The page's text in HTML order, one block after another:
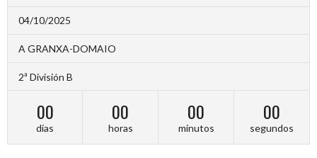
04/10/2025
A GRANXA-DOMAIO
2ª División B
00
días
00
horas
00
minutos
00
segundos